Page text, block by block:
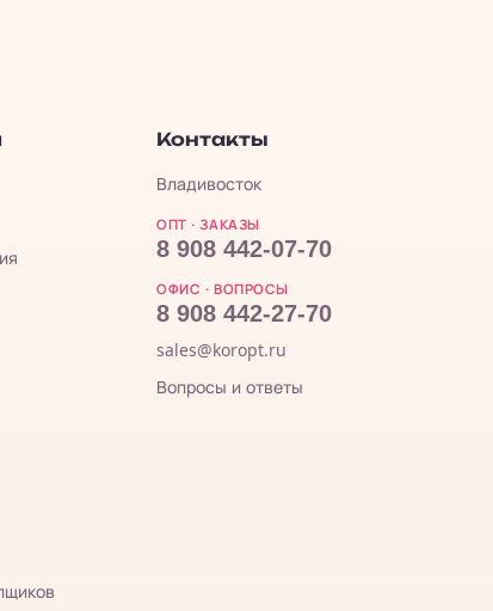
Контакты
Владивосток
ОПТ · ЗАКАЗЫ
8 908 442-07-70
ОФИС · ВОПРОСЫ
8 908 442-27-70
sales@koropt.ru
Вопросы и ответы